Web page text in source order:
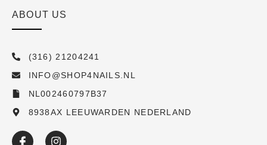
ABOUT US
(316) 21204241
INFO@SHOP4NAILS.NL
NL002460797B37
8938AX LEEUWARDEN NEDERLAND